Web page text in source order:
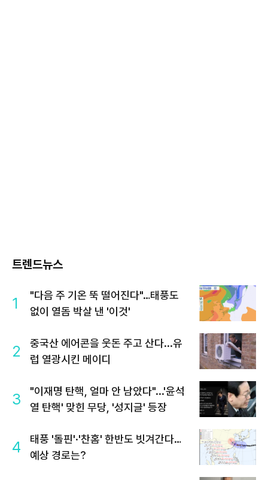
트렌드뉴스
1
"다음 주 기온 뚝 떨어진다"…태풍도
없이 열돔 박살 낸 '이것'
2
중국산 에어콘을 웃돈 주고 산다...유
럽 열광시킨 메이디
3
"이재명 탄핵, 얼마 안 남았다"...'윤석
열 탄핵' 맞힌 무당, '성지글' 등장
4
태풍 '돌핀'·'찬홈' 한반도 빗겨간다…
예상 경로는?